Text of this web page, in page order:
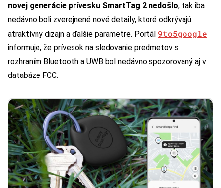
novej generácie prívesku SmartTag 2 nedošlo, tak iba
nedávno boli zverejnené nové detaily, ktoré odkrývajú
atraktívny dizajn a ďalšie parametre. Portál 9to5google
informuje, že prívesok na sledovanie predmetov s
rozhraním Bluetooth a UWB bol nedávno spozorovaný aj v
databáze FCC.